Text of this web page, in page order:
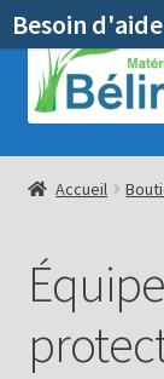
Aller
la
Aller
au
contenu
Accueil
Location
Pièces
Accueil
Besoin